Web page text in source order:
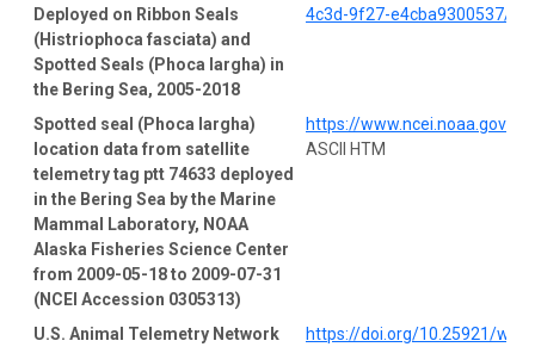
Deployed on Ribbon Seals
(Histriophoca fasciata) and
Spotted Seals (Phoca largha) in
the Bering Sea, 2005-2018
4c3d-9f27-e4cba9300537/
Spotted seal (Phoca largha)
location data from satellite
telemetry tag ptt 74633 deployed
in the Bering Sea by the Marine
Mammal Laboratory, NOAA
Alaska Fisheries Science Center
from 2009-05-18 to 2009-07-31
(NCEI Accession 0305313)
https://www.ncei.noaa.gov/
ASCII HTM
U.S. Animal Telemetry Network
https://doi.org/10.25921/